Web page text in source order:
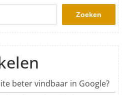
Zoeken
beter vindbaar in Google?